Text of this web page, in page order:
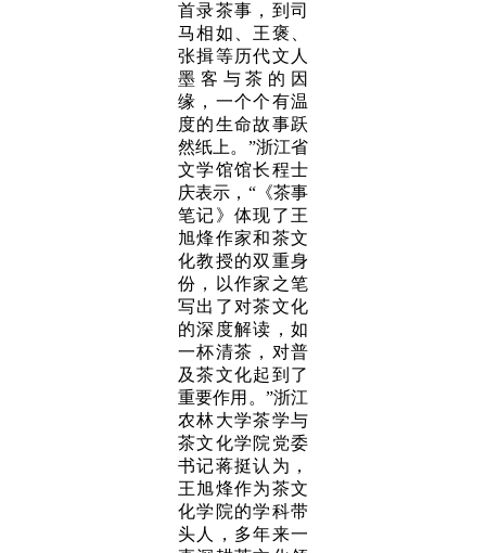
首录茶事，到司
马相如、王褒、
张揖等历代文人
墨客与茶的因
缘，一个个有温
度的生命故事跃
然纸上。”浙江省
文学馆馆长程士
庆表示，“《茶事
笔记》体现了王
旭烽作家和茶文
化教授的双重身
份，以作家之笔
写出了对茶文化
的深度解读，如
一杯清茶，对普
及茶文化起到了
重要作用。”浙江
农林大学茶学与
茶文化学院党委
书记蒋挺认为，
王旭烽作为茶文
化学院的学科带
头人，多年来一